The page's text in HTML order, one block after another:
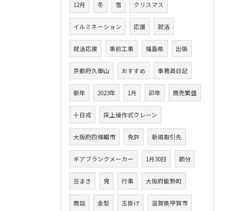
12月 冬 雪 クリスマス
イルミネーション 応援 就活
就活応援 事前工事 福島県 出張
京都府久御山 おすすめ 事務員日記
新年 2023年 1月 卯年 商売繁盛
十日戎 床上操作式クレーン
大阪府四條畷市 免許 新規取引先
ギアブランクメーカー 1月30日 節分
豆まき 鬼 行事 大阪府能勢町
商談 金型 玉掛け 滋賀県甲賀市